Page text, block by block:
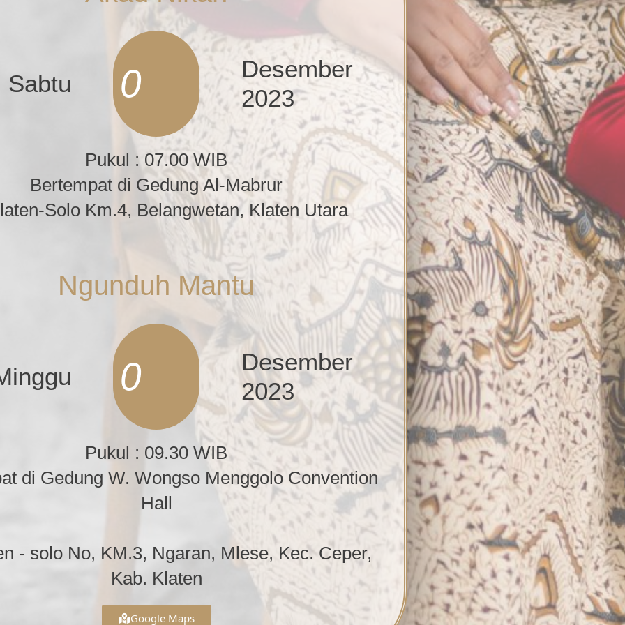
Sabtu 0
Desember
2023
Pukul : 07.00 WIB
Bertempat di Gedung Al-Mabrur
Solo Km.4, Belangwetan, Klaten Utara
Ngunduh Mantu
0
Desember
2023
Pukul : 09.30 WIB
di Gedung W. Wongso Menggolo Convention
Hall
- solo No, KM.3, Ngaran, Mlese, Kec. Ceper,
Kab. Klaten
Google Maps